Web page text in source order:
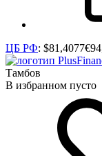
ЦБ РФ: $81,4077€
Тамбов
В избранном пусто